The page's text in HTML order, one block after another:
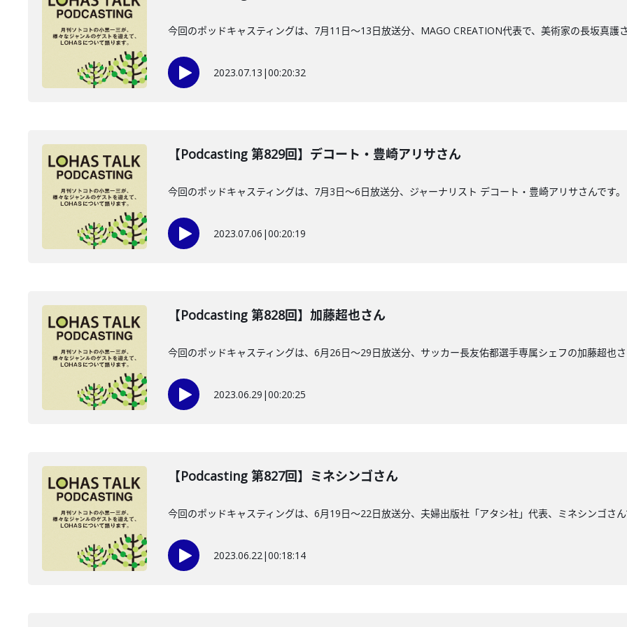
今回のポッドキャスティングは、7月11日〜13日放送分、MAGO CREATION代表で、美術家の長坂真護
2023.07.13 |00:20:32
【Podcasting 第829回】デコート・豊崎アリサさん
今回のポッドキャスティングは、7月3日〜6日放送分、ジャーナリスト デコート・豊崎アリサさんです。
2023.07.06 |00:20:19
【Podcasting 第828回】加藤超也さん
今回のポッドキャスティングは、6月26日〜29日放送分、サッカー長友佑都選手専属シェフの加藤超也
2023.06.29 |00:20:25
【Podcasting 第827回】ミネシンゴさん
今回のポッドキャスティングは、6月19日〜22日放送分、夫婦出版社「アタシ社」代表、ミネシンゴさ
2023.06.22|00:18:14